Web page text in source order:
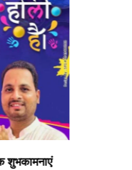
डलमऊ प्रथम